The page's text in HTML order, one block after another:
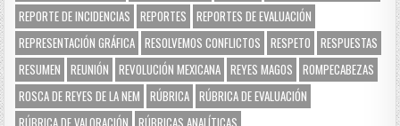
REPORTE DE INCIDENCIAS
REPORTES
REPORTES DE EVALUACIÓN
REPRESENTACIÓN GRÁFICA RESOLVEMOS CONFLICTOS RESPETO
RESPUESTAS
RESUMEN
REUNIÓN REVOLUCIÓN MEXICANA REYES MAGOS
ROMPECABEZAS
ROSCA DE REYES DE LA NEM
RÚBRICA RÚBRICA DE EVALUACIÓN